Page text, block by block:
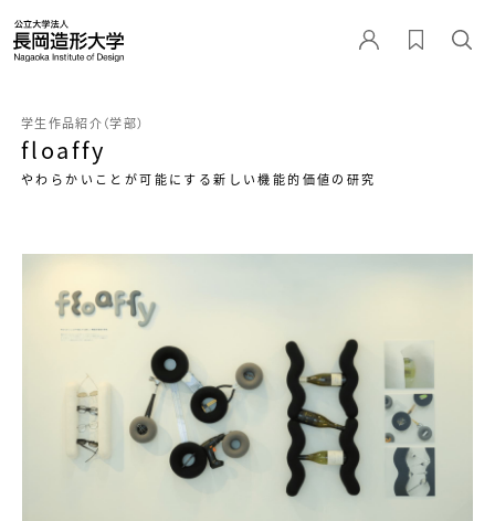
学生作品紹介（学部）
floaffy
やわらかいことが可能にする新しい機能的価値の研究